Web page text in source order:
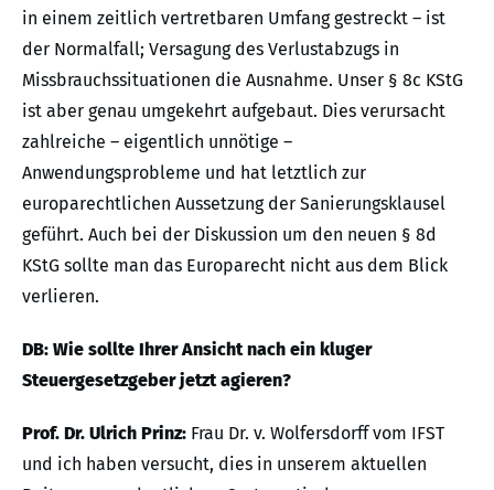
in einem zeitlich vertretbaren Umfang gestreckt – ist
der Normalfall; Versagung des Verlustabzugs in
Missbrauchssituationen die Ausnahme. Unser § 8c KStG
ist aber genau umgekehrt aufgebaut. Dies verursacht
zahlreiche – eigentlich unnötige –
Anwendungsprobleme und hat letztlich zur
europarechtlichen Aussetzung der Sanierungsklausel
geführt. Auch bei der Diskussion um den neuen § 8d
KStG sollte man das Europarecht nicht aus dem Blick
verlieren.
DB: Wie sollte Ihrer Ansicht nach ein kluger
Steuergesetzgeber jetzt agieren?
Prof. Dr. Ulrich Prinz: Frau Dr. v. Wolfersdorff vom IFST
und ich haben versucht, dies in unserem aktuellen